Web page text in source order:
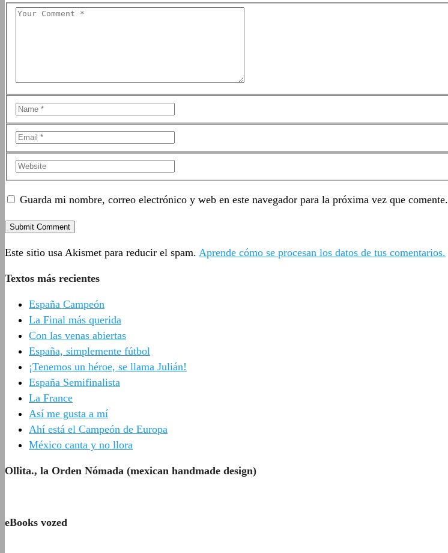
Guarda mi nombre, correo electrónico y web en este navegador para la próxima vez que comente.
Este sitio usa Akismet para reducir el spam. Aprende cómo se procesan los datos de tus comentarios.
Textos más recientes
España Campeón
La Final más querida
Con las venas abiertas
España, simplemente fútbol
¡Tenemos un héroe, se llama Julián!
España Semifinalista
La France
Así me gusta a mí
Ahí está el Campeón de Europa
México canta y no llora
Ollita., la Orden Nómada (mexican handmade design)
eBooks vozed